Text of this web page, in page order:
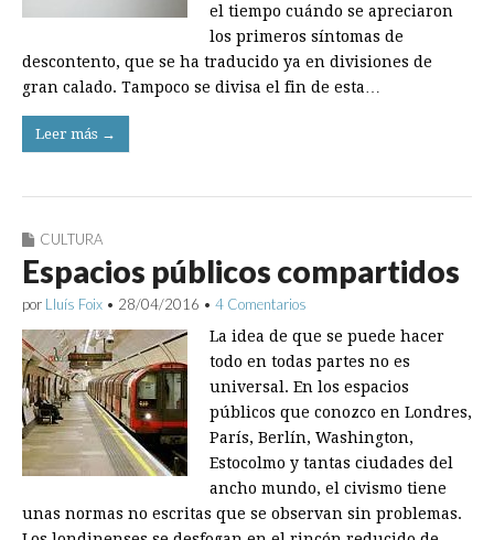
el tiempo cuándo se apreciaron
los primeros síntomas de
descontento, que se ha traducido ya en divisiones de
gran calado. Tampoco se divisa el fin de esta…
Leer más →
CULTURA
Espacios públicos compartidos
por Lluís Foix • 28/04/2016 • 4 Comentarios
La idea de que se puede hacer
todo en todas partes no es
universal. En los espacios
públicos que conozco en Londres,
París, Berlín, Washington,
Estocolmo y tantas ciudades del
ancho mundo, el civismo tiene
unas normas no escritas que se observan sin problemas.